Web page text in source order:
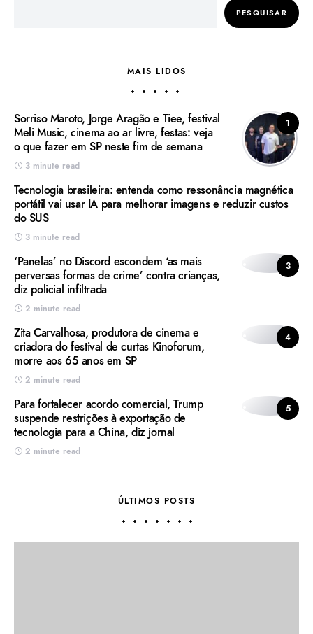
PESQUISAR
MAIS LIDOS
1
Sorriso Maroto, Jorge Aragão e Tiee, festival
Meli Music, cinema ao ar livre, festas: veja
o que fazer em SP neste fim de semana
3 minute read
Tecnologia brasileira: entenda como ressonância magnética
portátil vai usar IA para melhorar imagens e reduzir custos
do SUS
3 minute read
3
‘Panelas’ no Discord escondem ‘as mais
perversas formas de crime’ contra crianças,
diz policial infiltrada
2 minute read
4
Zita Carvalhosa, produtora de cinema e
criadora do festival de curtas Kinoforum,
morre aos 65 anos em SP
2 minute read
5
Para fortalecer acordo comercial, Trump
suspende restrições à exportação de
tecnologia para a China, diz jornal
2 minute read
ÚLTIMOS POSTS